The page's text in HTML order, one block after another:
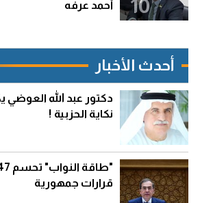
10 أحمد عرفه
أحدث الأخبار
دكتور عبد الله
نكاية الحزبية !
قرارات جمهورية